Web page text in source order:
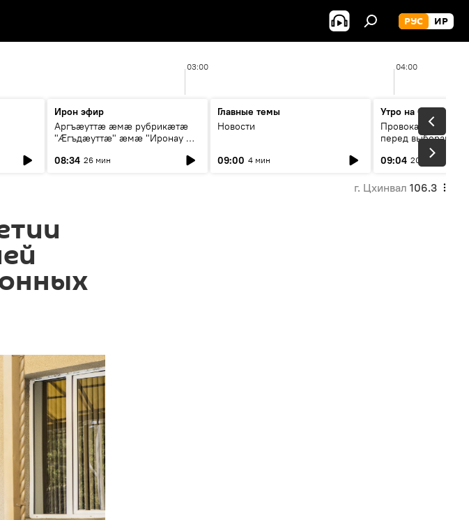
РУС ИР
03:00 04:00
Ирон эфир
Аргъæуттæ æмæ рубрикæтæ
"Æгъдæуттæ" æмæ "Иронау æй
08:34 26 мин
Главные темы
Новости
09:00 4 мин
Утро на Спутнике
Провокации со
перед выборами в
09:04 20 мин
г. Цхинвал 106.3